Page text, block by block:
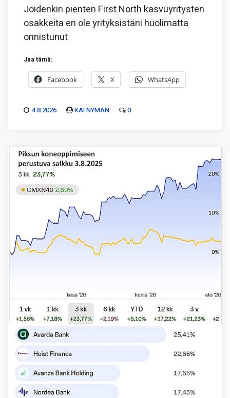
Joidenkin pienten First North kasvuyritysten
osakkeita en ole yrityksistäni huolimatta
onnistunut
Jaa tämä:
Facebook X WhatsApp
4.8.2026 KAI NYMAN 0